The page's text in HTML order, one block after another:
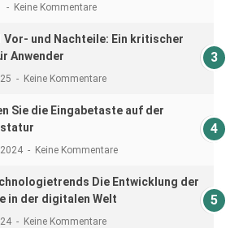
Keine Kommentare
Vor- und Nachteile: Ein kritischer
Anwender
Keine Kommentare
Sie die Eingabetaste auf der
Keine Kommentare
Die Entwicklung der
in der digitalen Welt
Keine Kommentare